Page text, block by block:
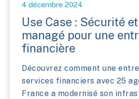
4 décembre 2024
Use Case : Sécurité
managé pour une
financière
Découvrez comment une
services financiers avec 25
France a modernisé son